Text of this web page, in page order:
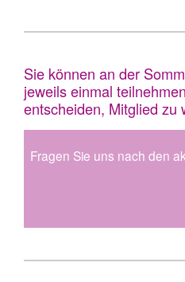
Sie können an der
jeweils einmal
entscheiden, Mitglied zu
Fragen Sie uns nach den